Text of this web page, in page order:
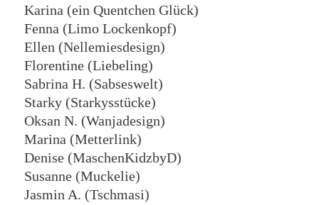
Karina (ein Quentchen Glück)
Fenna (Limo Lockenkopf)
Ellen (Nellemiesdesign)
Florentine (Liebeling)
Sabrina H. (Sabseswelt)
Starky (Starkysstücke)
Oksan N. (Wanjadesign)
Marina (Metterlink)
Denise (MaschenKidzbyD)
Susanne (Muckelie)
Jasmin A. (Tschmasi)